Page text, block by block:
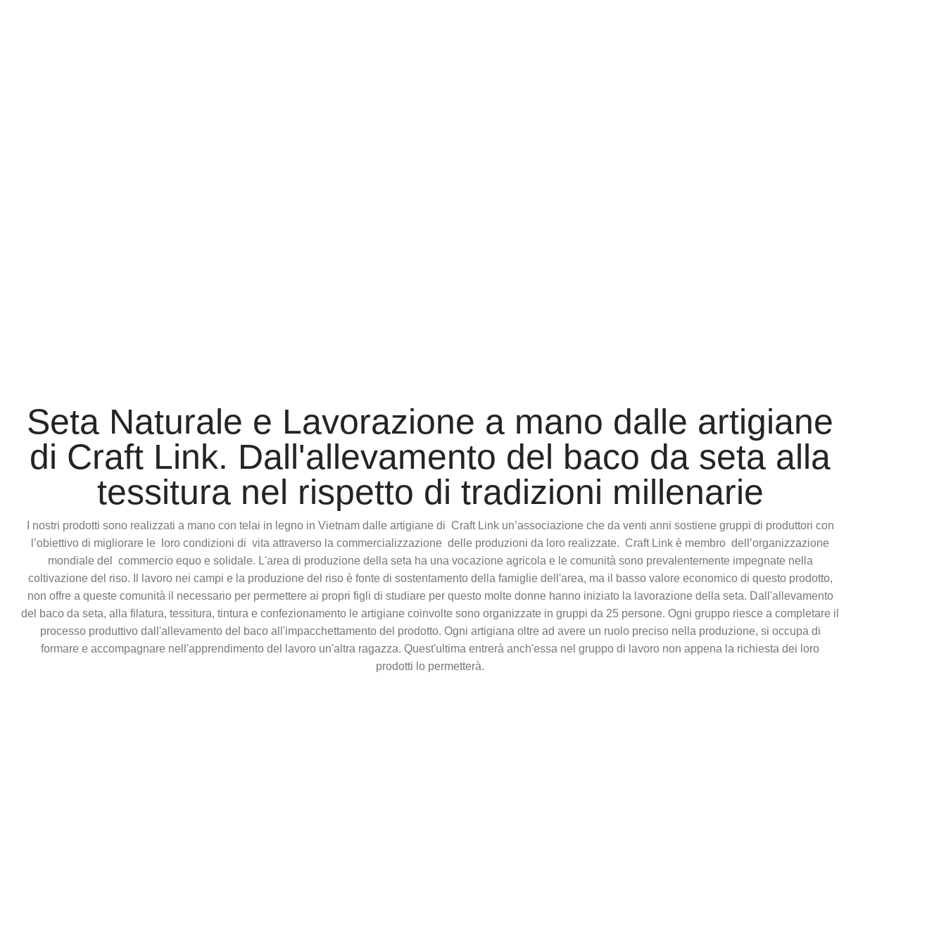
Seta Naturale e Lavorazione a mano dalle artigiane
di Craft Link. Dall'allevamento del baco da seta alla
tessitura nel rispetto di tradizioni millenarie
I nostri prodotti sono realizzati a mano con telai in legno in Vietnam dalle artigiane di Craft Link un’associazione che da venti anni sostiene gruppi di produttori con
l’obiettivo di migliorare le loro condizioni di vita attraverso la commercializzazione delle produzioni da loro realizzate. Craft Link è membro dell’organizzazione
mondiale del commercio equo e solidale. L'area di produzione della seta ha una vocazione agricola e le comunità sono prevalentemente impegnate nella
coltivazione del riso. Il lavoro nei campi e la produzione del riso è fonte di sostentamento della famiglie dell'area, ma il basso valore economico di questo prodotto,
non offre a queste comunità il necessario per permettere ai propri figli di studiare per questo molte donne hanno iniziato la lavorazione della seta. Dall'allevamento
del baco da seta, alla filatura, tessitura, tintura e confezionamento le artigiane coinvolte sono organizzate in gruppi da 25 persone. Ogni gruppo riesce a completare il
processo produttivo dall'allevamento del baco all'impacchettamento del prodotto. Ogni artigiana oltre ad avere un ruolo preciso nella produzione, si occupa di
formare e accompagnare nell'apprendimento del lavoro un'altra ragazza. Quest'ultima entrerà anch'essa nel gruppo di lavoro non appena la richiesta dei loro
prodotti lo permetterà.